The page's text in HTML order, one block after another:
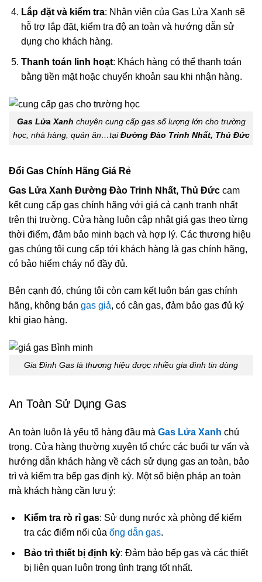
Lắp đặt và kiểm tra: Nhân viên của Gas Lửa Xanh sẽ
hỗ trợ lắp đặt, kiểm tra độ an toàn và hướng dẫn sử
dụng cho khách hàng.
Thanh toán linh hoạt: Khách hàng có thể thanh toán
bằng tiền mặt hoặc chuyển khoản sau khi nhận hàng.
Gas Lửa Xanh chuyên cung cấp gas số lượng lớn cho trường
học, nhà hàng, quán ăn…tạiĐường Đào Trinh Nhất, Thủ Đức
Đổi Gas Chính Hãng Giá Rẻ
Gas Lửa Xanh Đường Đào Trinh Nhất, Thủ Đức cam
kết cung cấp gas chính hãng với giá cả cạnh tranh nhất
trên thị trường. Cửa hàng luôn cập nhật giá gas theo từng
thời điểm, đảm bảo minh bạch và hợp lý. Các thương hiệu
gas chúng tôi cung cấp tới khách hàng là gas chính hãng,
có bảo hiểm cháy nổ đầy đủ.
Bên cạnh đó, chúng tôi còn cam kết luôn bán gas chính
hãng, không bán gas giả, có cân gas, đảm bảo gas đủ ký
khi giao hàng.
Gia Đình Gas là thương hiệu được nhiều gia đình tin dùng
An Toàn Sử Dụng Gas
An toàn luôn là yếu tố hàng đầu mà Gas Lửa Xanh chú
trọng. Cửa hàng thường xuyên tổ chức các buổi tư vấn và
hướng dẫn khách hàng về cách sử dụng gas an toàn, bảo
trì và kiểm tra bếp gas định kỳ. Một số biện pháp an toàn
mà khách hàng cần lưu ý:
Kiểm tra rò rỉ gas: Sử dụng nước xà phòng để kiểm
tra các điểm nối của ống dẫn gas.
Bảo trì thiết bị định kỳ: Đảm bảo bếp gas và các thiết
bị liên quan luôn trong tình trạng tốt nhất.